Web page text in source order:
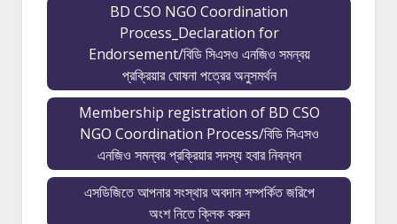
BD CSO NGO Coordination
Process_Declaration for
Endorsement/বিডি সিএসও এনজিও সমন্বয়
প্রক্রিয়ার ঘোষনা পত্রের অনুসমর্থন
Membership registration of BD CSO
NGO Coordination Process/বিডি সিএসও
এনজিও সমন্বয় প্রক্রিয়ার সদস্য হবার নিবন্ধন
এসডিজিতে আপনার সংস্থার অবদান সম্পর্কিত জরিপে
অংশ নিতে ক্লিক করুন